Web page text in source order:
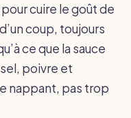
cuire le goût de
coup, toujours
ce que la sauce
poivre et
nappant, pas trop